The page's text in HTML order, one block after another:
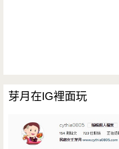
芽月在IG裡面玩